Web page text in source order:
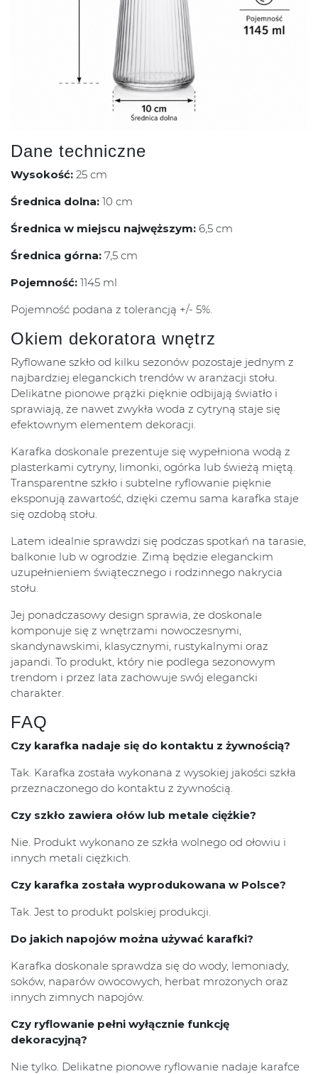
Dane techniczne
Wysokość: 25 cm
Średnica dolna: 10 cm
Średnica w miejscu najwęższym: 6,5 cm
Średnica górna: 7,5 cm
Pojemność: 1145 ml
Pojemność podana z tolerancją +/- 5%.
Okiem dekoratora wnętrz
Ryflowane szkło od kilku sezonów pozostaje jednym z
najbardziej eleganckich trendów w aranżacji stołu.
Delikatne pionowe prążki pięknie odbijają światło i
sprawiają, że nawet zwykła woda z cytryną staje się
efektownym elementem dekoracji.
Karafka doskonale prezentuje się wypełniona wodą z
plasterkami cytryny, limonki, ogórka lub świeżą miętą.
Transparentne szkło i subtelne ryflowanie pięknie
eksponują zawartość, dzięki czemu sama karafka staje
się ozdobą stołu.
Latem idealnie sprawdzi się podczas spotkań na tarasie,
balkonie lub w ogrodzie. Zimą będzie eleganckim
uzupełnieniem świątecznego i rodzinnego nakrycia
stołu.
Jej ponadczasowy design sprawia, że doskonale
komponuje się z wnętrzami nowoczesnymi,
skandynawskimi, klasycznymi, rustykalnymi oraz
japandi. To produkt, który nie podlega sezonowym
trendom i przez lata zachowuje swój elegancki
charakter.
FAQ
Czy karafka nadaje się do kontaktu z żywnością?
Tak. Karafka została wykonana z wysokiej jakości szkła
przeznaczonego do kontaktu z żywnością.
Czy szkło zawiera ołów lub metale ciężkie?
Nie. Produkt wykonano ze szkła wolnego od ołowiu i
innych metali ciężkich.
Czy karafka została wyprodukowana w Polsce?
Tak. Jest to produkt polskiej produkcji.
Do jakich napojów można używać karafki?
Karafka doskonale sprawdza się do wody, lemoniady,
soków, naparów owocowych, herbat mrożonych oraz
innych zimnych napojów.
Czy ryflowanie pełni wyłącznie funkcję
dekoracyjną?
Nie tylko. Delikatne pionowe ryflowanie nadaje karafce